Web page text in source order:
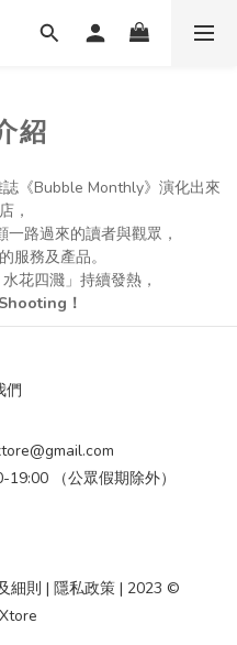
紹
《Bubble Monthly》演化出來
，
路過來的讀者與觀眾，
服務及產品。
花四濺」持續發熱，
！
們
（公眾假期除外）
細則 | 隱私政策 | 2023 ©